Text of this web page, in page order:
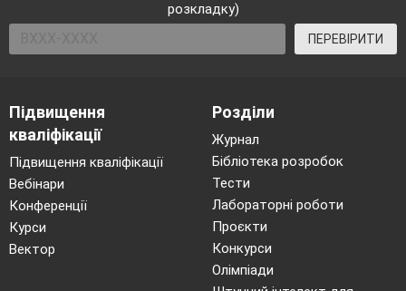
розкладку)
ПЕРЕВІРИТИ
Підвищення
кваліфікації
Підвищення кваліфікації
Вебінари
Конференції
Курси
Вектор
Розділи
Журнал
Бібліотека розробок
Тести
Лабораторні роботи
Проєкти
Конкурси
Олімпіади